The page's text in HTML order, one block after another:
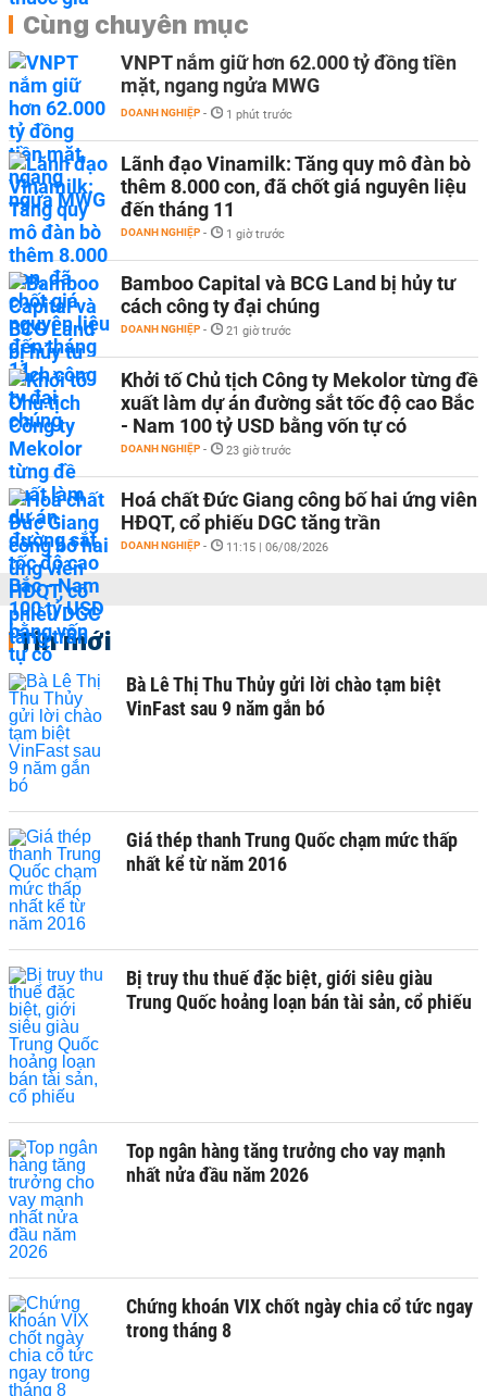
Cùng chuyên mục
VNPT nắm giữ hơn 62.000 tỷ đồng tiền
mặt, ngang ngửa MWG
DOANH NGHIỆP - 1 phút trước
Lãnh đạo Vinamilk: Tăng quy mô đàn bò
thêm 8.000 con, đã chốt giá nguyên liệu
đến tháng 11
DOANH NGHIỆP - 1 giờ trước
Bamboo Capital và BCG Land bị hủy tư
cách công ty đại chúng
DOANH NGHIỆP - 21 giờ trước
Khởi tố Chủ tịch Công ty Mekolor từng đề
xuất làm dự án đường sắt tốc độ cao Bắc
- Nam 100 tỷ USD bằng vốn tự có
DOANH NGHIỆP - 23 giờ trước
Hoá chất Đức Giang công bố hai ứng viên
HĐQT, cổ phiếu DGC tăng trần
DOANH NGHIỆP - 11:15 | 06/08/2026
Tin mới
Bà Lê Thị Thu Thủy gửi lời chào tạm biệt
VinFast sau 9 năm gắn bó
Giá thép thanh Trung Quốc chạm mức thấp
nhất kể từ năm 2016
Bị truy thu thuế đặc biệt, giới siêu giàu
Trung Quốc hoảng loạn bán tài sản, cổ phiếu
Top ngân hàng tăng trưởng cho vay mạnh
nhất nửa đầu năm 2026
Chứng khoán VIX chốt ngày chia cổ tức ngay
trong tháng 8